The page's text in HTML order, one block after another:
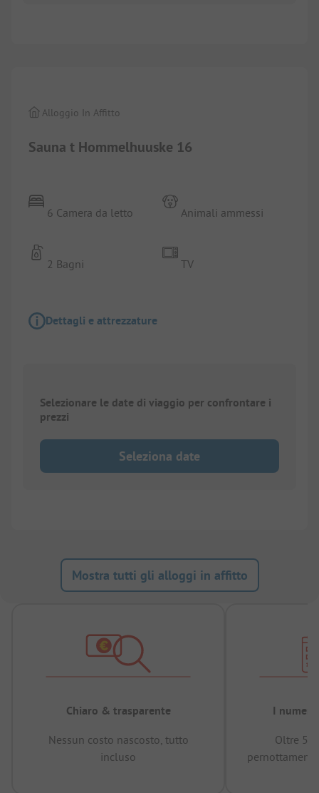
Sauna t Hommelhuuske 16
Alloggio In Affitto
6 Camera da letto
2 Bagni
Animali ammessi
TV
Dettagli e attrezzature
Selezionare le date di viaggio per confrontare i
prezzi
Seleziona date
Mostra tutti gli alloggi in affitto
Chiaro & trasparente
Nessun costo nascosto, tutto
incluso
I numeri
Oltre